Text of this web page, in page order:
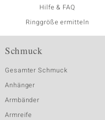
Hilfe & FAQ
Ringgröße ermitteln
Schmuck
Gesamter Schmuck
Anhänger
Armbänder
Armreife